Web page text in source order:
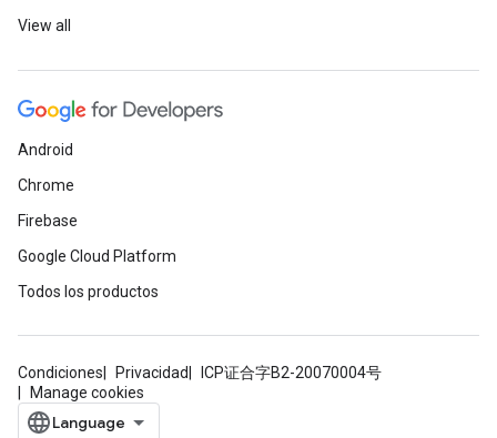
View all
Android
Chrome
Firebase
Google Cloud Platform
Todos los productos
Condiciones Privacidad
ICP证合字B2-20070004号
Manage cookies